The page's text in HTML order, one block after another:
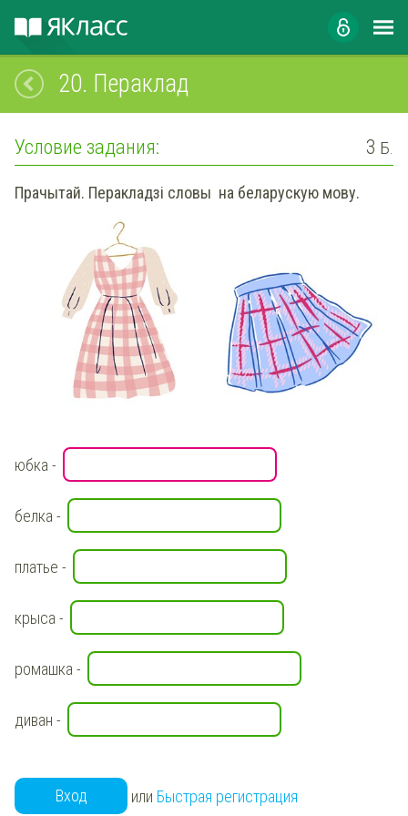
20. Пераклад
Условие задания: 3 Б.
Прачытай. Перакладзі словы на беларускую мову.
юбка -
белка -
платье -
крыса -
ромашка -
диван -
Вход или Быстрая регистрация